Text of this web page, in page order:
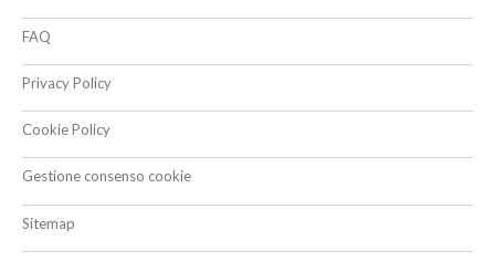
FAQ
Privacy Policy
Cookie Policy
Gestione consenso cookie
Sitemap